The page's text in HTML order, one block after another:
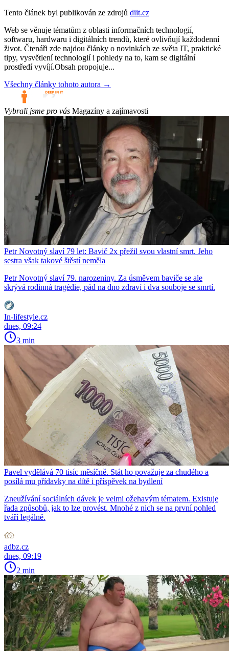
Tento článek byl publikován ze zdrojů diit.cz
Web se věnuje tématům z oblasti informačních technologií,
softwaru, hardwaru i digitálních trendů, které ovlivňují každodenní
život. Čtenáři zde najdou články o novinkách ze světa IT, praktické
tipy, vysvětlení technologií i pohledy na to, kam se digitální
prostředí vyvíjí.Obsah propojuje...
Všechny články tohoto autora →
Vybrali jsme pro vás Magazíny a zajímavosti
Petr Novotný slaví 79 let: Bavič 2x přežil svou vlastní smrt. Jeho
sestra však takové štěstí neměla
Petr Novotný slaví 79. narozeniny. Za úsměvem baviče se ale
skrývá rodinná tragédie, pád na dno zdraví i dva souboje se smrtí.
In-lifestyle.cz
dnes, 09:24
3 min
Pavel vydělává 70 tisíc měsíčně. Stát ho považuje za chudého a
posílá mu přídavky na dítě i příspěvek na bydlení
Zneužívání sociálních dávek je velmi ožehavým tématem. Existuje
řada způsobů, jak to lze provést. Mnohé z nich se na první pohled
tváří legálně.
adbz.cz
dnes, 09:19
2 min